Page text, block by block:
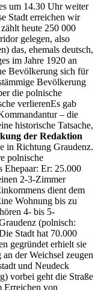
um 14.30 Uhr weiter
Stadt erreichen wir
heute 250 000
gelegen, also
das, ehemals deutsch,
im Jahre 1920 an
Bevölkerung sich für
Bevölkerung
die polnische
verlierenEs gab
– die
historische Tatsache,
der Redaktion
in Richtung Graudenz.
polnische
Ehepaar: Er: 25.000
2-3-Zimmer
dient dem
Wohnung bis zu
4- bis 5-
(polnisch:
Stadt hat 70.000
gegründet erhielt sie
der Weichsel zeugen
und Neudeck
vorbei geht die Straße
Erreichen von